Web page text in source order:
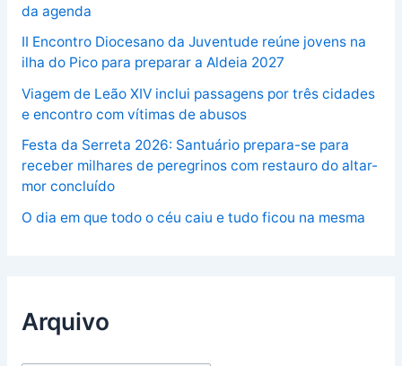
da agenda
II Encontro Diocesano da Juventude reúne jovens na
ilha do Pico para preparar a Aldeia 2027
Viagem de Leão XIV inclui passagens por três cidades
e encontro com vítimas de abusos
Festa da Serreta 2026: Santuário prepara-se para
receber milhares de peregrinos com restauro do altar-
mor concluído
O dia em que todo o céu caiu e tudo ficou na mesma
Arquivo